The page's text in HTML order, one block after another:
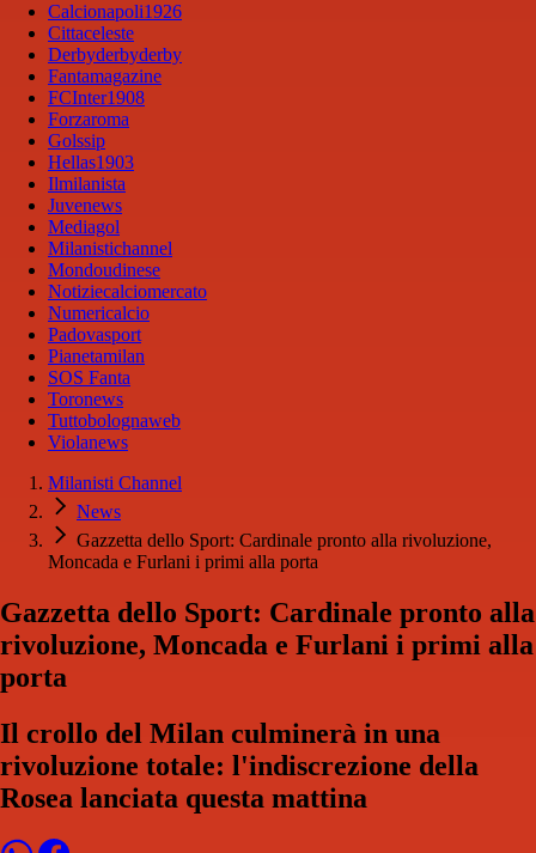
Calcionapoli1926
Cittaceleste
Derbyderbyderby
Fantamagazine
FCInter1908
Forzaroma
Golssip
Hellas1903
Ilmilanista
Juvenews
Mediagol
Milanistichannel
Mondoudinese
Notiziecalciomercato
Numericalcio
Padovasport
Pianetamilan
SOS Fanta
Toronews
Tuttobolognaweb
Violanews
Milanisti Channel
News
Gazzetta dello Sport: Cardinale pronto alla rivoluzione,
Moncada e Furlani i primi alla porta
Gazzetta dello Sport: Cardinale pronto alla
rivoluzione, Moncada e Furlani i primi alla
porta
Il crollo del Milan culminerà in una
rivoluzione totale: l'indiscrezione della
Rosea lanciata questa mattina